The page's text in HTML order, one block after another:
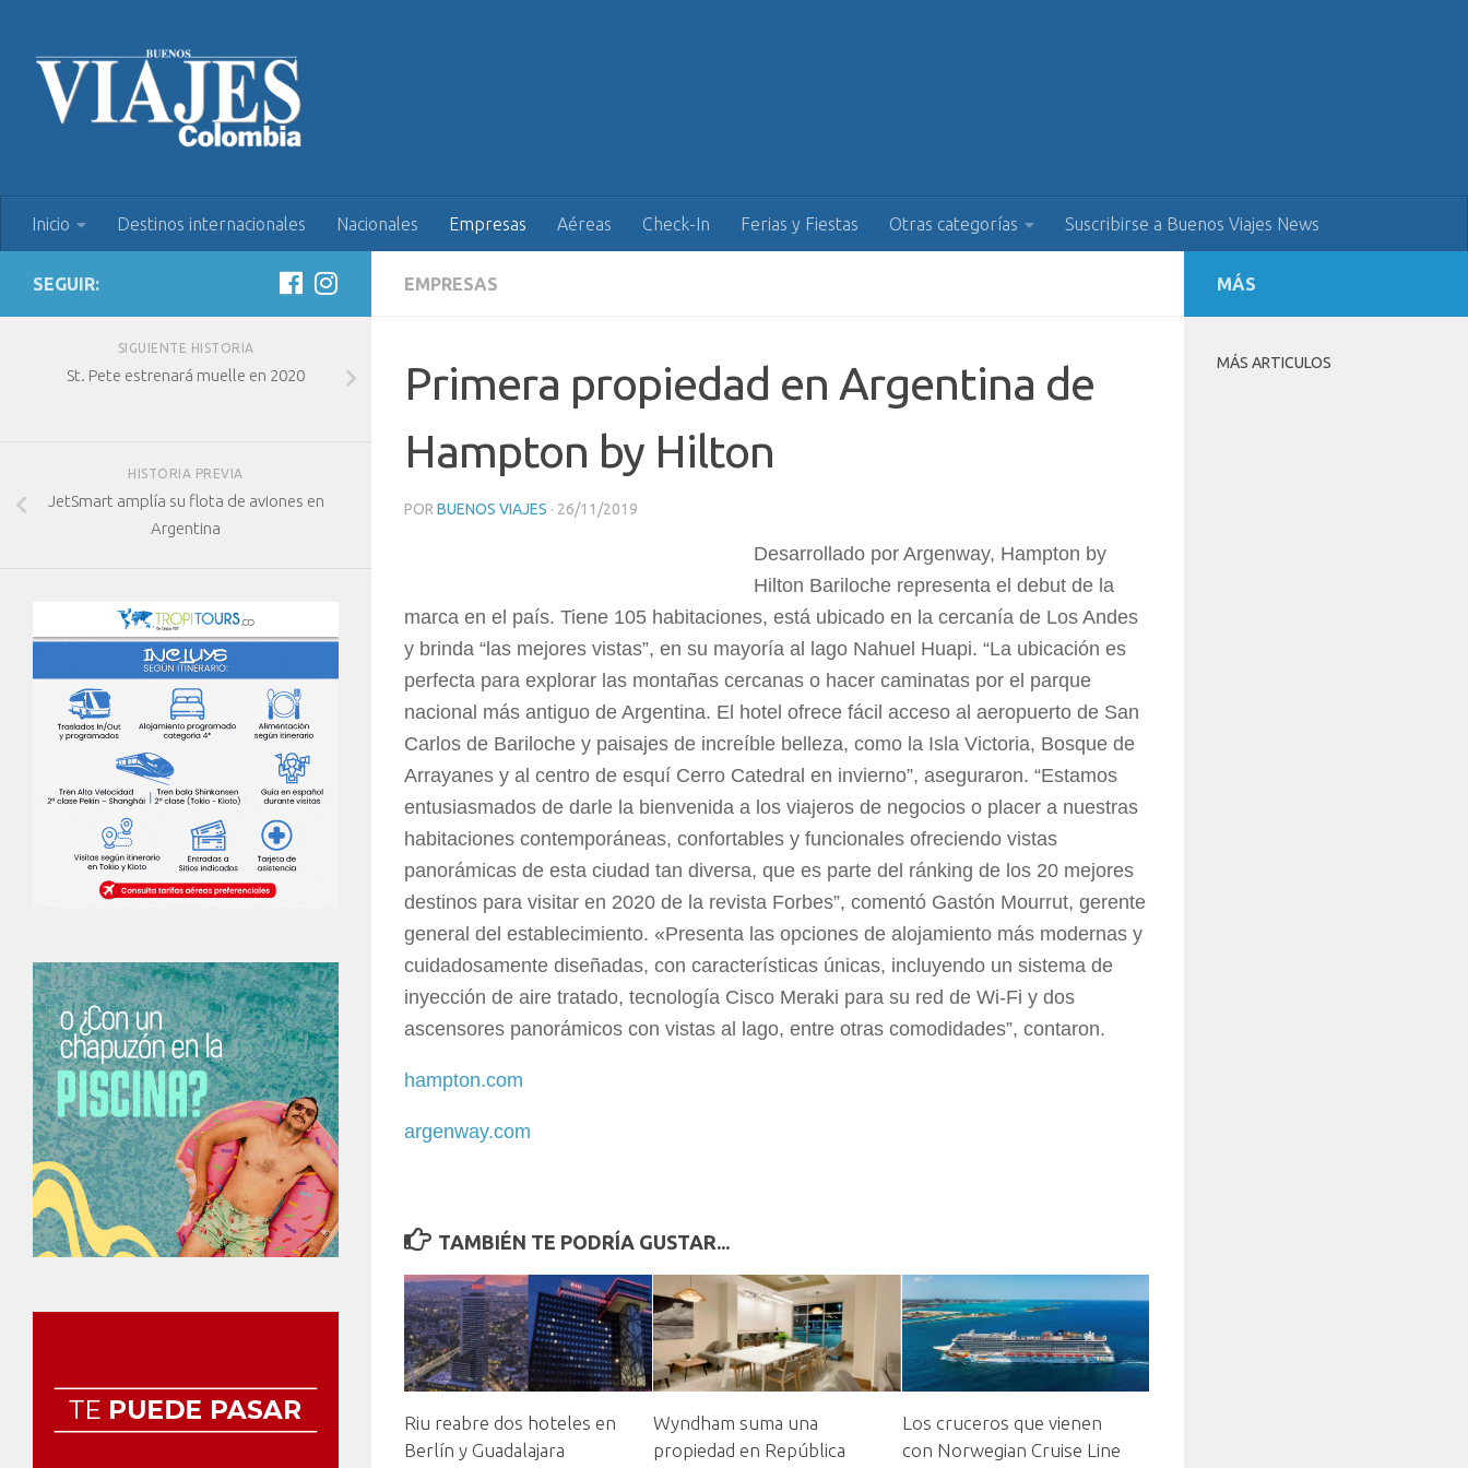
Inicio Destinos internacionales Nacionales Empresas Aéreas Check-In Ferias y Fiestas Otras categorías Suscribirse a Buenos Viajes News
EMPRESAS
Primera propiedad en Argentina de
Hampton by Hilton
POR BUENOS VIAJES · 26/11/2019
Desarrollado por Argenway, Hampton by
Hilton Bariloche representa el debut de la
marca en el país. Tiene 105 habitaciones, está ubicado en la cercanía de Los Andes
y brinda “las mejores vistas”, en su mayoría al lago Nahuel Huapi. “La ubicación es
perfecta para explorar las montañas cercanas o hacer caminatas por el parque
nacional más antiguo de Argentina. El hotel ofrece fácil acceso al aeropuerto de San
Carlos de Bariloche y paisajes de increíble belleza, como la Isla Victoria, Bosque de
Arrayanes y al centro de esquí Cerro Catedral en invierno”, aseguraron. “Estamos
entusiasmados de darle la bienvenida a los viajeros de negocios o placer a nuestras
habitaciones contemporáneas, confortables y funcionales ofreciendo vistas
panorámicas de esta ciudad tan diversa, que es parte del ránking de los 20 mejores
destinos para visitar en 2020 de la revista Forbes”, comentó Gastón Mourrut, gerente
general del establecimiento. «Presenta las opciones de alojamiento más modernas y
cuidadosamente diseñadas, con características únicas, incluyendo un sistema de
inyección de aire tratado, tecnología Cisco Meraki para su red de Wi-Fi y dos
ascensores panorámicos con vistas al lago, entre otras comodidades”, contaron.
hampton.com
argenway.com
TAMBIÉN TE PODRÍA GUSTAR...
Riu reabre dos hoteles en
Berlín y Guadalajara
Wyndham suma una
propiedad en República
Los cruceros que vienen
con Norwegian Cruise Line
SEGUIR:
SIGUIENTE HISTORIA
St. Pete estrenará muelle en 2020
HISTORIA PREVIA
JetSmart amplía su flota de aviones en
Argentina
MÁS
MÁS ARTICULOS